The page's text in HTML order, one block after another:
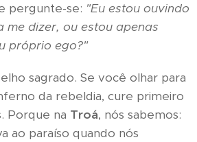
pergunte-se: "Eu estou ouvindo
me dizer, ou estou apenas
próprio ego?"
sagrado. Se você olhar para
da rebeldia, cure primeiro
Porque na Troá, nós sabemos:
ao paraíso quando nós